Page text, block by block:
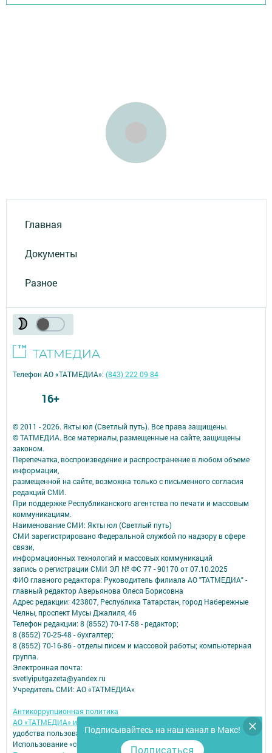
Главная
Документы
Разное
Подписывайтесь на наш канал в Макс!
Подписаться
© 2011 - 2026. Якты юл (Светлый путь). Все права защищены.
© ТАТМЕДИА. Все материалы, размещенные на сайте, защищены
законом.
Перепечатка, воспроизведение и распространение в любом объеме
информации,
размещенной на сайте, возможна только с письменного согласия
редакций СМИ.
При поддержке Республиканского агентства по печати и массовым
коммуникациям.
Наименование СМИ: Якты юл (Светлый путь)
СМИ зарегистрировано Федеральной службой по надзору в сфере
связи,
информационных технологий и массовых коммуникаций
запись о регистрации СМИ ЭЛ № ФС 77 - 90170 от 07.10.2025
ФИО главного редактора: Руководитель филиала АО "ТАТМЕДИА" -
главный редактор Аверьянова Олеся Борисовна
Адрес редакции: 423807, Республика Татарстан, город Набережные
Челны, проспект Мусы Джалиля, 46
Телефон редакции: 8 (8552) 70-17-58 - редактор;
8 (8552) 70-25-48 - бухгалтер;
8 (8552) 70-16-86 - отделы писем и массовой работы; компьютерная
группа.
Электронная почта:
svetlyiputgazeta@yandex.ru
Учредитель СМИ: АО «ТАТМЕДИА»
Антикоррупционная политика
АО «ТАТМЕДИА» использует «cookie»
для персонализации сервисов и
удобства пользователей сайтом.
Использование «cookie» можно отменить в настройках браузера.
Телефон АО «ТАТМЕДИА»:(843) 222 09 84
16+